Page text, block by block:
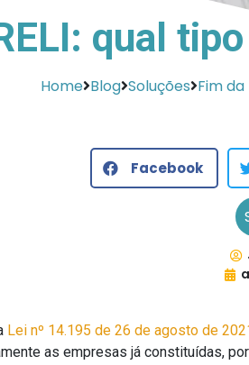
qual
Home Blog Soluções Fim
Facebook
Lei nº 14.195 de 26 de agosto de
as empresas já constituídas,